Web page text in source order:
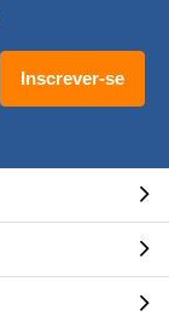
Inscrever-se